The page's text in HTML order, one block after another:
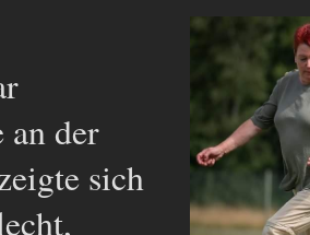
an der
sich